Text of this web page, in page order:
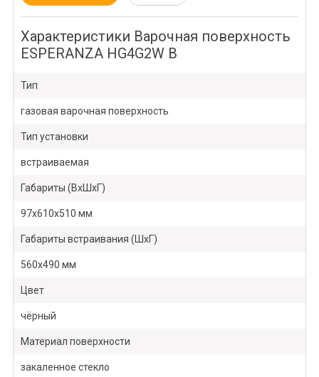
Характеристики Варочная поверхность
ESPERANZA HG4G2W B
Тип
газовая варочная поверхность
Тип установки
встраиваемая
Габариты (ВхШхГ)
97х610х510 мм
Габариты встраивания (ШхГ)
560х490 мм
Цвет
чёрный
Материал поверхности
закаленное стекло